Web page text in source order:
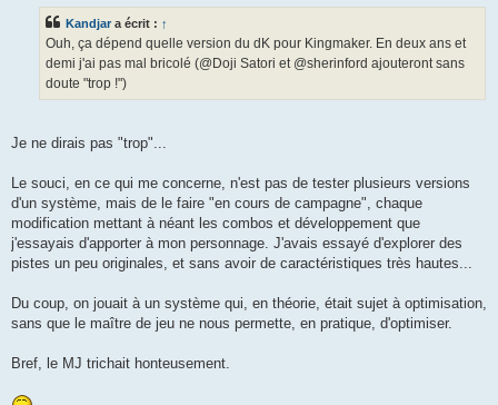
Kandjar a écrit : ↑
Ouh, ça dépend quelle version du dK pour Kingmaker. En deux ans et
demi j'ai pas mal bricolé (@Doji Satori et @sherinford ajouteront sans
doute "trop !")
Je ne dirais pas "trop"...
Le souci, en ce qui me concerne, n'est pas de tester plusieurs versions
d'un système, mais de le faire "en cours de campagne", chaque
modification mettant à néant les combos et développement que
j'essayais d'apporter à mon personnage. J'avais essayé d'explorer des
pistes un peu originales, et sans avoir de caractéristiques très hautes...
Du coup, on jouait à un système qui, en théorie, était sujet à optimisation,
sans que le maître de jeu ne nous permette, en pratique, d'optimiser.
Bref, le MJ trichait honteusement.